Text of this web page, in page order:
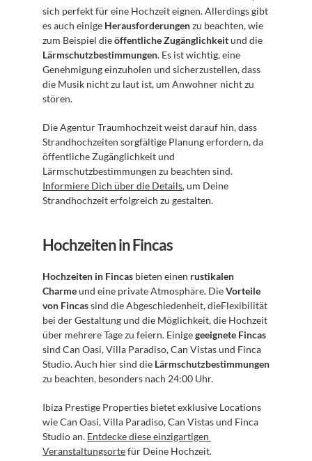
sich perfekt für eine Hochzeit eignen. Allerdings gibt
es auch einige Herausforderungen zu beachten, wie
zum Beispiel die öffentliche Zugänglichkeit
Lärmschutzbestimmungen. Es ist wichtig, eine
Genehmigung einzuholen und sicherzustellen, dass
die Musik nicht zu laut ist, um Anwohner nicht zu
stören.
Die Agentur Traumhochzeit weist darauf hin, dass
Strandhochzeiten sorgfältige Planung erfordern, da
öffentliche Zugänglichkeit und
Informiere Dich über die Details, um Deine
Strandhochzeit erfolgreich zu gestalten.
Hochzeiten in Fincas
Hochzeiten in Fincas bieten einen rustikalen
Charme und eine private Atmosphäre. Die Vorteile
von Fincas sind die Abgeschiedenheit, dieFlexibilität
bei der Gestaltung und die Möglichkeit, die Hochzeit
über mehrere Tage zu feiern. Einige geeignete Fincas
sind Can Oasi, Villa Paradiso, Can Vistas und Finca
Studio. Auch hier sind die Lärmschutzbestimmungen
zu beachten, besonders nach 24:00 Uhr.
Ibiza Prestige Properties bietet exklusive Locations
wie Can Oasi, Villa Paradiso, Can Vistas und Finca
Studio an. Entdecke diese einzigartigen
Veranstaltungsorte für Deine Hochzeit.